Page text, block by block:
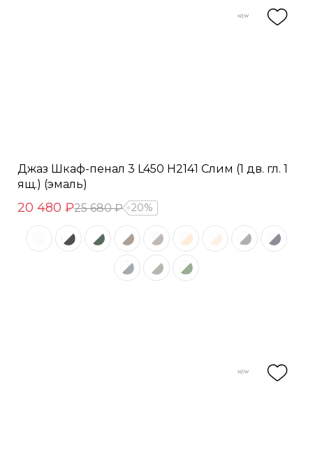
Джаз Шкаф-пенал 3 L450 H2141 Слим (1 дв. гл. 1
ящ.) (эмаль)
20 480 ₽25 680 ₽ 20%